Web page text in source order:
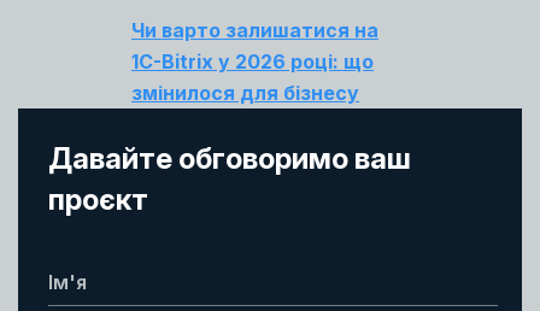
Чи варто залишатися на
1C-Bitrix у 2026 році: що
змінилося для бізнесу
Давайте обговоримо ваш
проєкт